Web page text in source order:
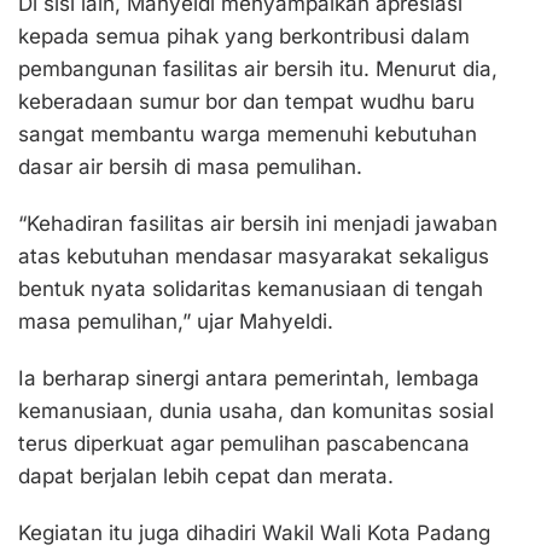
kepada semua pihak yang berkontribusi dalam
pembangunan fasilitas air bersih itu. Menurut dia,
keberadaan sumur bor dan tempat wudhu baru
sangat membantu warga memenuhi kebutuhan
dasar air bersih di masa pemulihan.
“Kehadiran fasilitas air bersih ini menjadi jawaban
atas kebutuhan mendasar masyarakat sekaligus
bentuk nyata solidaritas kemanusiaan di tengah
masa pemulihan,” ujar Mahyeldi.
Ia berharap sinergi antara pemerintah, lembaga
kemanusiaan, dunia usaha, dan komunitas sosial
terus diperkuat agar pemulihan pascabencana
dapat berjalan lebih cepat dan merata.
Kegiatan itu juga dihadiri Wakil Wali Kota Padang